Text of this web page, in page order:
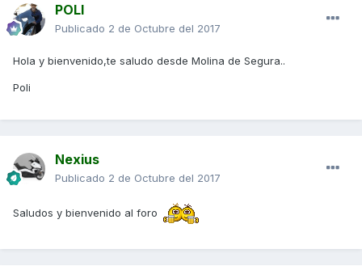
POLI
Publicado 2 de Octubre del 2017
Hola y bienvenido,te saludo desde Molina de Segura..
Poli
Nexius
Publicado 2 de Octubre del 2017
Saludos y bienvenido al foro